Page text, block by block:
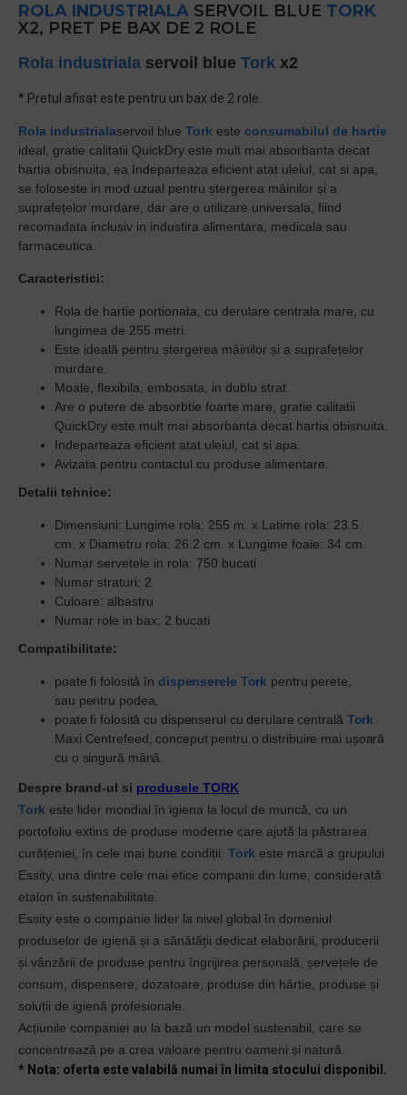
ROLA INDUSTRIALA SERVOIL BLUE TORK
X2, PRET PE BAX DE 2 ROLE
Rola industriala servoil blue Tork x2
* Pretul afisat este pentru un bax de 2 role.
Rola industrialaservoil blue Tork este consumabilul de hartie
ideal, gratie calitatii QuickDry este mult mai absorbanta decat
hartia obisnuita, ea Indeparteaza eficient atat uleiul, cat si apa,
se foloseste in mod uzual pentru ștergerea mâinilor și a
suprafețelor murdare, dar are o utilizare universala, fiind
recomadata inclusiv in industira alimentara, medicala sau
farmaceutica.
Caracteristici:
Rola de hartie portionata, cu derulare centrala mare,
cu
lungimea de 255 metri.
Este ideală pentru ștergerea mâinilor și a suprafețelor
murdare.
Moale, flexibila, embosata, in dublu strat.
Are o putere de absorbtie foarte mare, gratie calitatii
QuickDry este mult mai absorbanta decat hartia obisnuita.
Indeparteaza eficient atat uleiul, cat si apa.
Avizata pentru contactul cu produse alimentare.
Detalii tehnice:
Dimensiuni: Lungime rola: 255 m. x Latime rola: 23.5
cm. x Diametru rola: 26.2 cm. x Lungime foaie: 34 cm.
Numar servetele in rola: 750 bucati
Numar straturi: 2
Culoare: albastru
Numar role in bax: 2 bucati
Compatibilitate:
poate fi folosită în dispenserele Tork pentru perete,
sau pentru podea,
poate fi folosită cu dispenserul cu derulare centrală Tork
Maxi Centrefeed, conceput pentru o distribuire mai ușoară
cu o singură mână.
Despre brand-ul si produsele TORK
Tork este lider mondial în igiena la locul de muncă, cu un
portofoliu extins de produse moderne care ajută la păstrarea
curățeniei, în cele mai bune condiții. Tork este marcă a grupului
Essity, una dintre cele mai etice companii din lume, considerată
etalon în sustenabilitate.
Essity este o companie lider la nivel global în domeniul
produselor de igienă și a sănătății dedicat elaborării, producerii
și vânzării de produse pentru îngrijirea personală, șervețele de
consum, dispensere, dozatoare, produse din hârtie, produse și
soluții de igienă profesionale.
Acțiunile companiei au la bază un model sustenabil, care se
concentrează pe a crea valoare pentru oameni și natură.
* Nota: oferta este valabilă numai în limita stocului disponibil.